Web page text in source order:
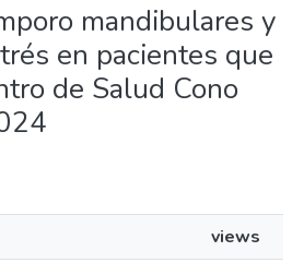
mandibulares y
en pacientes que
de Salud Cono
views